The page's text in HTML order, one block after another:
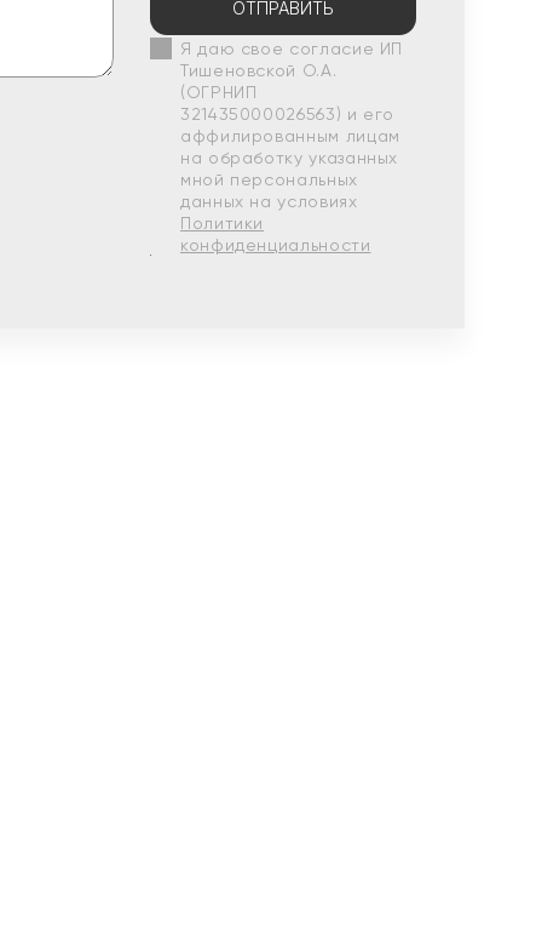
ОТПРАВИТЬ
Я даю свое согласие ИП
Тишеновской О.А.
(ОГРНИП
321435000026563) и его
аффилированным лицам
на обработку указанных
мной персональных
данных на условиях
Политики
конфиденциальности